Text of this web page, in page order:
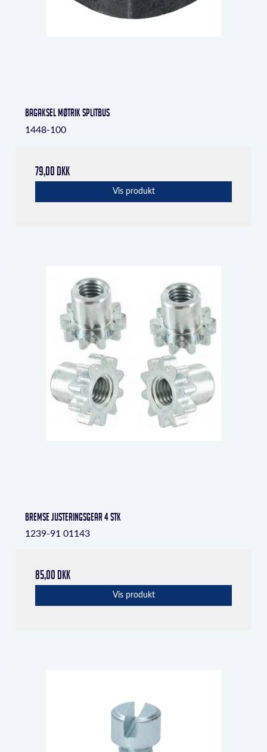
Bagaksel møtrik Splitbus
1448-100
79,00 DKK
Vis produkt
Bremse justeringsgear 4 stk
1239-91 01143
85,00 DKK
Vis produkt